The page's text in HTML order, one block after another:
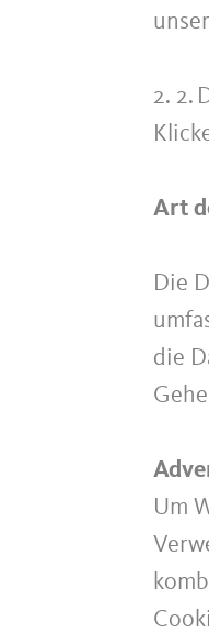
2. 2.
Art
Die
die
Um